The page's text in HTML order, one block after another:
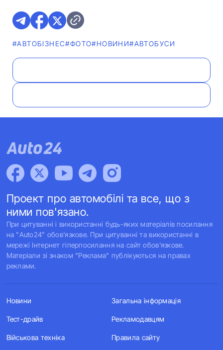
#АВТОБІЗНЕС#ФОТО#НОВИНИ#АВТОБУСИ
Проект про автомобілі та все, що з
ними пов'язано.
При цитуванні і використанні будь-яких матеріалів посилання
на "Auto24" обов'язкове. При цитуванні та використанні в
мережі Інтернет гіперпосилання на сайт обов'язкове.
Матеріали зі знаком "Реклама" публікуються на правах
реклами.
Новини
Тест-драйв
Військова техніка
Загальна інформація
Рекламодавцям
Правила сайту